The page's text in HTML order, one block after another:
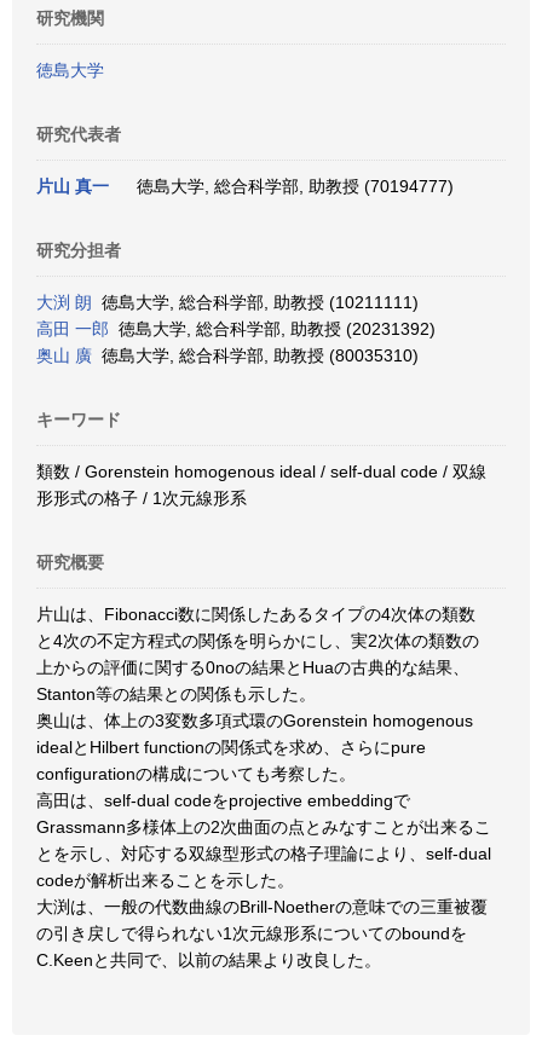
研究機関
徳島大学
研究代表者
片山 真一 徳島大学, 総合科学部, 助教授 (70194777)
研究分担者
大渕 朗 徳島大学, 総合科学部, 助教授 (10211111)
高田 一郎 徳島大学, 総合科学部, 助教授 (20231392)
奥山 廣 徳島大学, 総合科学部, 助教授 (80035310)
キーワード
類数 / Gorenstein homogenous ideal / self-dual code / 双線
形形式の格子 / 1次元線形系
研究概要
片山は、Fibonacci数に関係したあるタイプの4次体の類数
と4次の不定方程式の関係を明らかにし、実2次体の類数の
上からの評価に関する0noの結果とHuaの古典的な結果、
Stanton等の結果との関係も示した。
奥山は、体上の3変数多項式環のGorenstein homogenous
idealとHilbert functionの関係式を求め、さらにpure
configurationの構成についても考察した。
高田は、self-dual codeをprojective embeddingで
Grassmann多様体上の2次曲面の点とみなすことが出来るこ
とを示し、対応する双線型形式の格子理論により、self-dual
codeが解析出来ることを示した。
大渕は、一般の代数曲線のBrill-Noetherの意味での三重被覆
の引き戻しで得られない1次元線形系についてのboundを
C.Keenと共同で、以前の結果より改良した。